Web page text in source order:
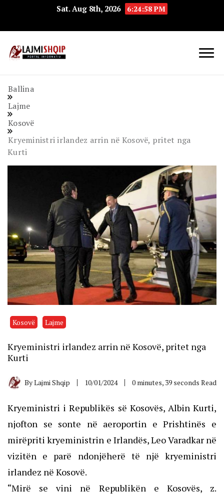
Sat. Aug 8th, 2026 6:24:59 PM
Ballina
Lajme
Kosovë
Kryeministri irlandez arrin në Kosovë, pritet nga
Kurti
Kosovë Lajme
Kryeministri irlandez arrin në Kosovë, pritet nga
Kurti
ByLajmi Shqip 10/01/2024 0 minutes, 39 seconds Read
Kryeministri i Republikës së Kosovës, Albin Kurti,
njofton se sonte në aeroportin e Prishtinës e
mirëpriti kryeministrin e Irlandës, Leo Varadkar në
vizitën e parë ndonjëherë të një kryeministri
irlandez në Kosovë.
“Mirë se vini në Republikën e Kosovës, z.